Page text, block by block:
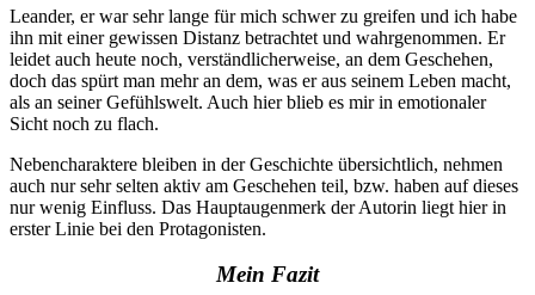
Leander, er war sehr lange für mich schwer zu greifen und ich habe
ihn mit einer gewissen Distanz betrachtet und wahrgenommen. Er
leidet auch heute noch, verständlicherweise, an dem Geschehen,
doch das spürt man mehr an dem, was er aus seinem Leben macht,
als an seiner Gefühlswelt. Auch hier blieb es mir in emotionaler
Sicht noch zu flach.
Nebencharaktere bleiben in der Geschichte übersichtlich, nehmen
auch nur sehr selten aktiv am Geschehen teil, bzw. haben auf dieses
nur wenig Einfluss. Das Hauptaugenmerk der Autorin liegt hier in
erster Linie bei den Protagonisten.
Mein Fazit